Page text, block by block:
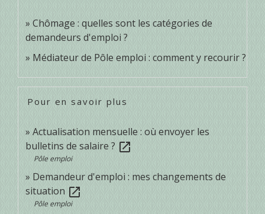
Chômage : quelles sont les catégories de
demandeurs d'emploi ?
Médiateur de Pôle emploi : comment y recourir ?
Pour en savoir plus
Actualisation mensuelle : où envoyer les
bulletins de salaire ? open_in_new
Pôle emploi
Demandeur d'emploi : mes changements de
situation open_in_new
Pôle emploi